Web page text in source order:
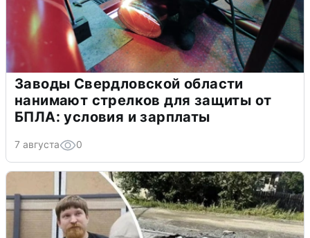
Заводы Свердловской области
нанимают стрелков для защиты от
БПЛА: условия и зарплаты
7 августа 0